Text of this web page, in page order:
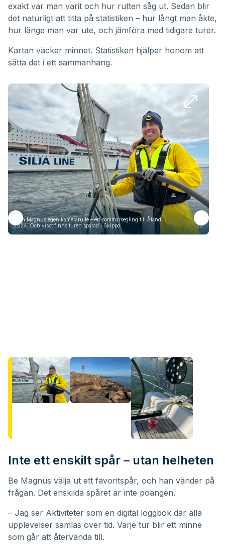
exakt var man varit och hur rutten såg ut. Sedan blir
det naturligt att titta på statistiken – hur långt man åkte,
hur länge man var ute, och jämföra med tidigare turer.
Kartan väcker minnet. Statistiken hjälper honom att
sätta det i ett sammanhang.
Från Magnus egen kamerarulle – en sommarsegling till Åland
2024. Och visst finns turen sparad i Skippo.
1/5
Inte ett enskilt spår – utan helheten
Be Magnus välja ut ett favoritspår, och han vänder på
frågan. Det enskilda spåret är inte poängen.
– Jag ser Aktiviteter som en digital loggbok där alla
upplevelser samlas över tid. Varje tur blir ett minne
som går att återvända till.